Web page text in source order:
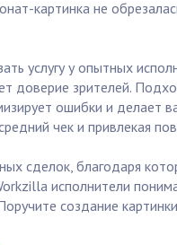
картинка не
услугу у опытных
доверие зрителей.
ошибки и делает
чек и привлекая
сделок, благодаря
исполнители
создание